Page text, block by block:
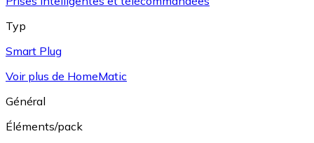
Typ
Smart Plug
Voir plus de HomeMatic
Général
Éléments/pack